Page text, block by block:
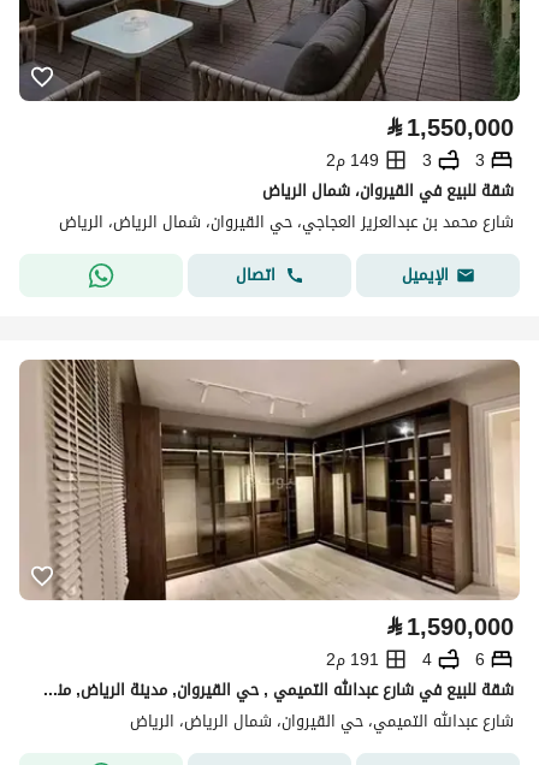
⃁1,550,000
3
3
149 م2
شقة للبيع في القيروان، شمال الرياض
شارع محمد بن عبدالعزيز العجاجي، حي القيروان، شمال الرياض، الرياض
الإيميل
اتصال
⃁1,590,000
6
4
191 م2
شقة للبيع في شارع عبدالله التميمي , حي القيروان, مدينة الرياض, منطقة الرياض
شارع عبدالله التميمي، حي القيروان، شمال الرياض، الرياض